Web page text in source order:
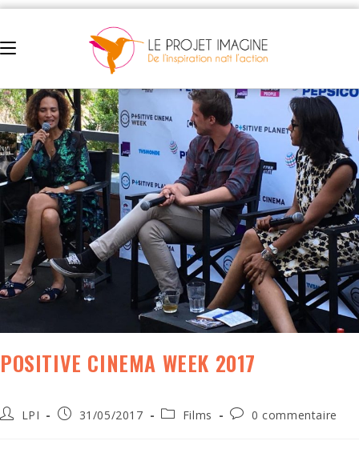
POSITIVE CINEMA WEEK 2017
LPI 31/05/2017 Films 0 commentaire